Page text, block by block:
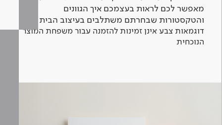
מאפשר לכם לראות בעצמכם איך הגוונים
והטקסטורות שבחרתם משתלבים בעיצוב הבית.
דוגמאות צבע אינן זמינות להזמנה עבור משפחת המוצר
הנוכחית